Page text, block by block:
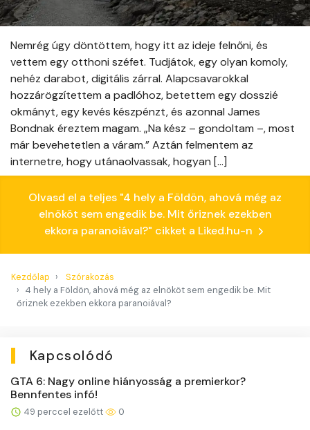
Nemrég úgy döntöttem, hogy itt az ideje felnőni, és
vettem egy otthoni széfet. Tudjátok, egy olyan komoly,
nehéz darabot, digitális zárral. Alapcsavarokkal
hozzárögzítettem a padlóhoz, betettem egy dosszié
okmányt, egy kevés készpénzt, és azonnal James
Bondnak éreztem magam. „Na kész – gondoltam –, most
már bevehetetlen a váram.” Aztán felmentem az
internetre, hogy utánaolvassak, hogyan […]
Olvasd el a teljes "4 hely a Földön, ahová még az
elnököt sem engedik be. Mit őriznek ezekben
ekkora paranoiával?" cikket a Liked.hu-n
Kezdőlap
Szórakozás
4 hely a Földön, ahová még az elnököt sem engedik be. Mit
őriznek ezekben ekkora paranoiával?
Kapcsolódó
GTA 6: Nagy online hiányosság a premierkor?
Bennfentes infó!
49 perccel ezelőtt 0